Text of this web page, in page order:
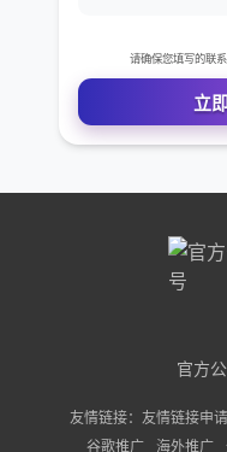
需求描述
请确保您填写
官方
友情链接：友情链接申
谷歌推广
海外推广